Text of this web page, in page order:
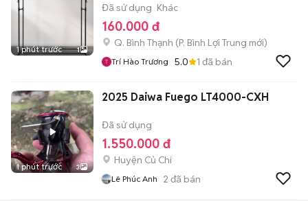
1 phút trước 1
Đã sử dụng Khác
160.000 đ
Q. Bình Thạnh (P. Bình Lợi Trung mới)
Trí Hào Trương 5.0 1 đã bán
1 phút trước 3
2025 Daiwa Fuego LT4000-CXH
Đã sử dụng
1.550.000 đ
Huyện Củ Chi
Lê Phúc Anh 2 đã bán